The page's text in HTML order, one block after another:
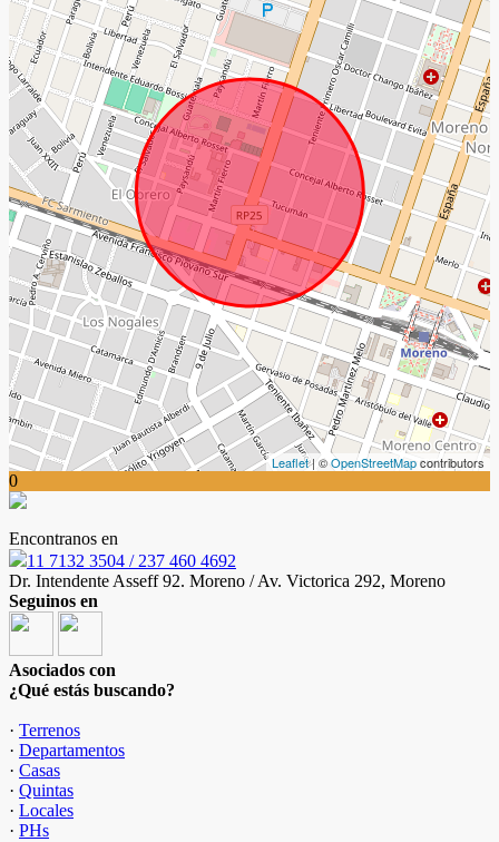
Leaflet| ©OpenStreetMapcontributors
0
Encontranos en
11 7132 3504 / 237 460 4692
Dr. Intendente Asseff 92. Moreno / Av. Victorica 292, Moreno
Seguinos en
Asociados con
¿Qué estás buscando?
· Terrenos
· Departamentos
· Casas
· Quintas
· Locales
· PHs